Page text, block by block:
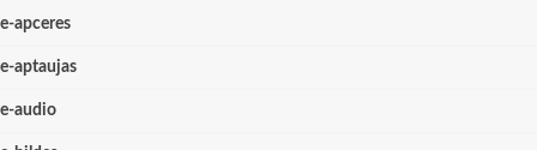
e-apceres
e-aptaujas
e-audio